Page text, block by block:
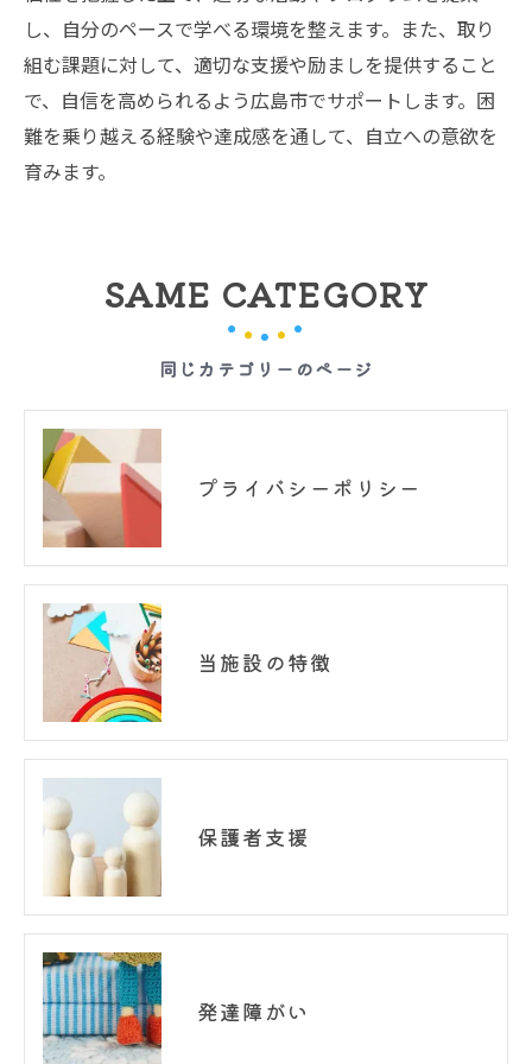
し、自分のペースで学べる環境を整えます。また、取り
組む課題に対して、適切な支援や励ましを提供すること
で、自信を高められるよう広島市でサポートします。困
難を乗り越える経験や達成感を通して、自立への意欲を
育みます。
同じカテゴリーのページ
SAME CATEGORY
プライバシーポリシー
当施設の特徴
保護者支援
発達障がい